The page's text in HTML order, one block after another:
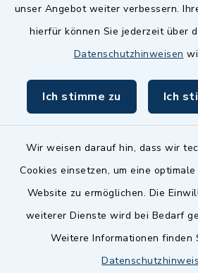
unser Angebot weiter verbessern.
hierfür können Sie jederzeit über
Datenschutzhinweisen
Ich stimme zu Ich
Wir weisen darauf hin, dass wir
Cookies einsetzen, um eine
Website zu ermöglichen. Die
weiterer Dienste wird bei Bedarf
Weitere Informationen finden
Zenngrund Allianz
Dillenberggruppe
inixmedia GmbH